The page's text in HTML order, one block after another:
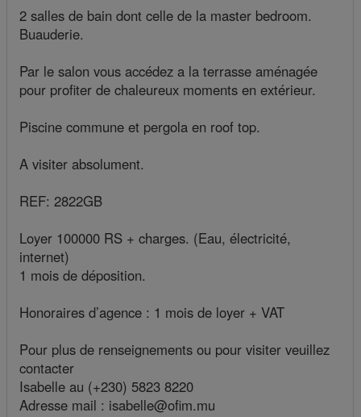
2 salles de bain dont celle de la master bedroom.
Buauderie.
Par le salon vous accédez a la terrasse aménagée
pour profiter de chaleureux moments en extérieur.
Piscine commune et pergola en roof top.
A visiter absolument.
REF: 2822GB
Loyer 100000 RS + charges. (Eau, électricité,
internet)
1 mois de déposition.
Honoraires d’agence : 1 mois de loyer + VAT
Pour plus de renseignements ou pour visiter veuillez
contacter
Isabelle au (+230) 5823 8220
Adresse mail : isabelle@ofim.mu